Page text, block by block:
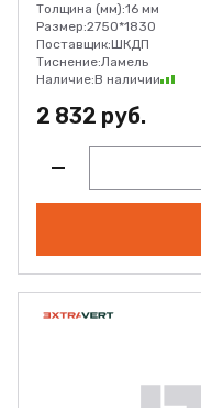
Толщина (мм):16 мм
Размер:2750*1830
Поставщик:ШКДП
Тиснение:Ламель
Наличие:В наличии
2 832 руб.